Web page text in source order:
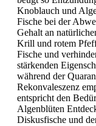
Knoblauch und
Fische bei der
Gehalt an
Krill und rotem
Fische und
stärkenden
während der
Rekonvaleszenz
entspricht den
Algenblüten
Diskusfische und